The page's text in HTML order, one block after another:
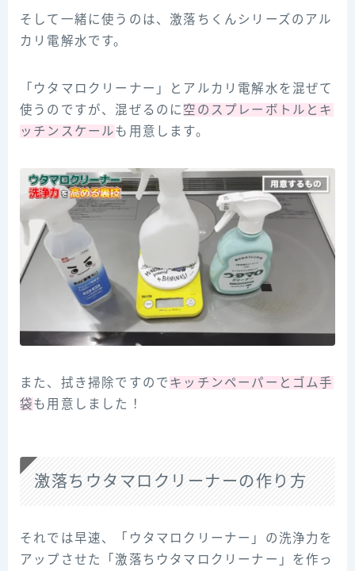
そして一緒に使うのは、激落ちくんシリーズのアル
カリ電解水です。
「ウタマロクリーナー」とアルカリ電解水を混ぜて
使うのですが、混ぜるのに 空のスプレーボトルとキ
ッチンスケールも用意します。
また、拭き掃除ですので キッチンペーパーとゴム手
袋も用意しました！
激落ちウタマロクリーナーの作り方
それでは早速、「ウタマロクリーナー」の洗浄力を
アップさせた「激落ちウタマロクリーナー」を作っ